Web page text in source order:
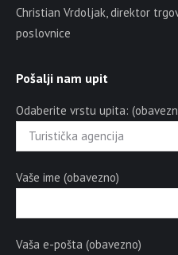
Christian Vrdoljak, direktor
poslovnice
Pošalji nam upit
Odaberite vrstu upita:
Vaše ime (obavezno)
Vaša e-pošta (obavezno)